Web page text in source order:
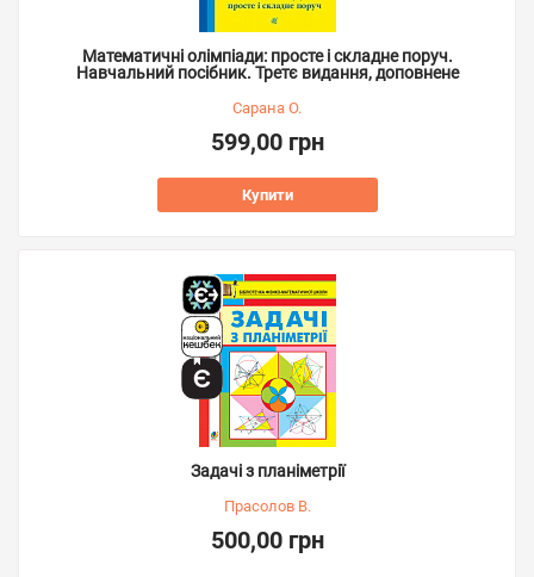
Математичні олімпіади: просте і складне поруч.
Навчальний посібник. Третє видання, доповнене
Сарана О.
599,00 грн
Купити
Задачі з планіметрії
Прасолов В.
500,00 грн